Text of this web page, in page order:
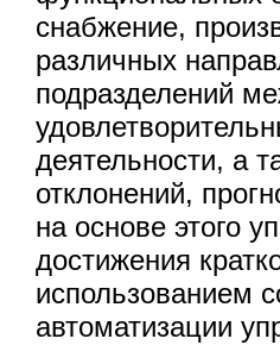
снабжение,
различных
подразделений
деятельности, а
отклонений,
на основе этого
достижения
использованием
автоматизации